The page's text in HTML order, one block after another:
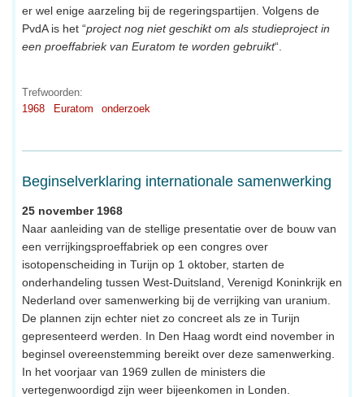
er wel enige aarzeling bij de regeringspartijen. Volgens de
PvdA is het “project nog niet geschikt om als studieproject in
een proeffabriek van Euratom te worden gebruikt“.
Trefwoorden:
1968
Euratom onderzoek
Beginselverklaring internationale samenwerking
25 november 1968
Naar aanleiding van de stellige presentatie over de bouw van
een verrijkingsproeffabriek op een congres over
isotopenscheiding in Turijn op 1 oktober, starten de
onderhandeling tussen West-Duitsland, Verenigd Koninkrijk en
Nederland over samenwerking bij de verrijking van uranium.
De plannen zijn echter niet zo concreet als ze in Turijn
gepresenteerd werden. In Den Haag wordt eind november in
beginsel overeenstemming bereikt over deze samenwerking.
In het voorjaar van 1969 zullen de ministers die
vertegenwoordigd zijn weer bijeenkomen in Londen.